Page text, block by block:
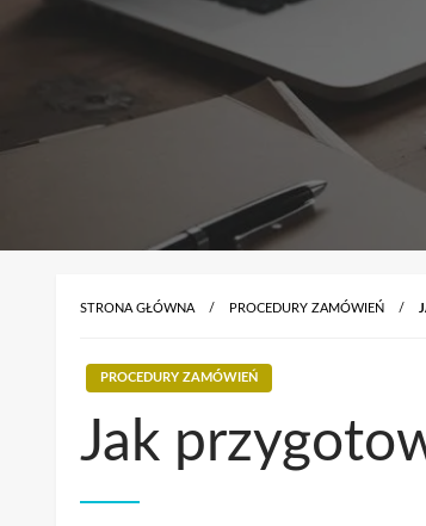
STRONA GŁÓWNA PROCEDURY ZAMÓWIEŃ
PROCEDURY ZAMÓWIEŃ
Jak